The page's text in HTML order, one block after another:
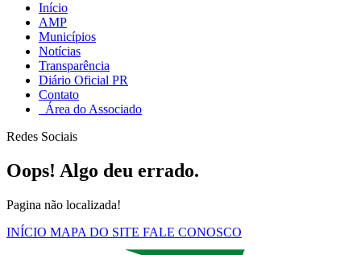
Início
AMP
Municípios
Notícias
Transparência
Diário Oficial PR
Contato
Área do Associado
Redes Sociais
Oops! Algo deu errado.
Pagina não localizada!
INÍCIO MAPA DO SITE FALE CONOSCO